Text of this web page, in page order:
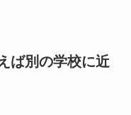
ば別の学校に近